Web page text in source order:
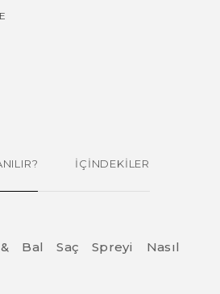
İÇİNDEKİLER
Bal Saç Spreyi Nasıl